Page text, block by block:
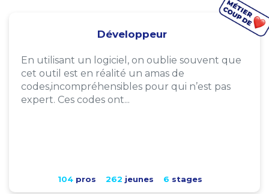
Développeur
En utilisant un logiciel, on oublie souvent que
cet outil est en réalité un amas de
codes,incompréhensibles pour qui n’est pas
expert. Ces codes ont...
104pros 262 jeunes 6 stages